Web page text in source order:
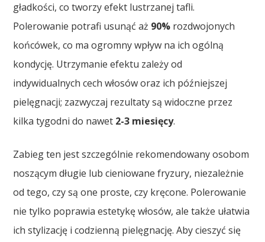
gładkości, co tworzy efekt lustrzanej tafli.
Polerowanie potrafi usunąć aż 90% rozdwojonych
końcówek, co ma ogromny wpływ na ich ogólną
kondycję. Utrzymanie efektu zależy od
indywidualnych cech włosów oraz ich późniejszej
pielęgnacji; zazwyczaj rezultaty są widoczne przez
kilka tygodni do nawet 2-3 miesięcy.
Zabieg ten jest szczególnie rekomendowany osobom
noszącym długie lub cieniowane fryzury, niezależnie
od tego, czy są one proste, czy kręcone. Polerowanie
nie tylko poprawia estetykę włosów, ale także ułatwia
ich stylizację i codzienną pielęgnację. Aby cieszyć się